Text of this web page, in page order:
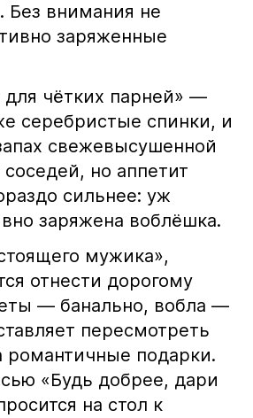
Без внимания не
заряженные
для чётких парней» —
серебристые спинки, и
свежевысушенной
но аппетит
сильнее: уж
заряжена воблёшка.
мужика»,
отнести дорогому
— банально, вобла —
пересмотреть
романтичные подарки.
«Будь добрее, дари
на стол к